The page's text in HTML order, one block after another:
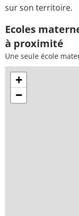
sur son territoire.
Ecoles
à proximité
Une seule école
+
−